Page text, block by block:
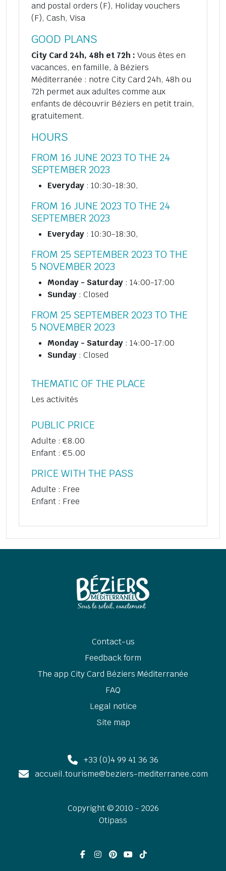
and postal orders (F), Holiday vouchers
(F), Cash, Visa
GOOD PLANS
City Card 24h, 48h et 72h : Vous êtes en
vacances, en famille, à Béziers
Méditerranée : notre City Card 24h, 48h ou
72h permet aux adultes comme aux
enfants de découvrir Béziers en petit train,
gratuitement.
HOURS
FROM 16 JUNE 2023 TO THE 24
SEPTEMBER 2023
Everyday : 10:30-18:30,
FROM 16 JUNE 2023 TO THE 24
SEPTEMBER 2023
Everyday : 10:30-18:30,
FROM 25 SEPTEMBER 2023 TO THE
5 NOVEMBER 2023
Monday - Saturday : 14:00-17:00
Sunday : Closed
FROM 25 SEPTEMBER 2023 TO THE
5 NOVEMBER 2023
Monday - Saturday : 14:00-17:00
Sunday : Closed
THEMATIC OF THE PLACE
Les activités
PUBLIC PRICE
Adulte : €8.00
Enfant : €5.00
PRICE WITH THE PASS
Adulte : Free
Enfant : Free
Contact-us
Feedback form
The app City Card Béziers Méditerranée
FAQ
Legal notice
Site map
+33 (0)4 99 41 36 36
accueil.tourisme@beziers-mediterranee.com
Copyright © 2010 - 2026
Otipass